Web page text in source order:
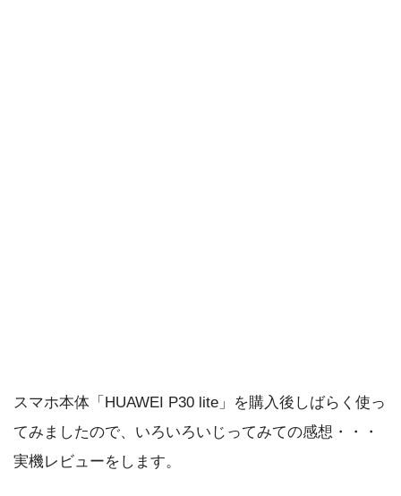
スマホ本体「HUAWEI P30 lite」を購入後しばらく使っ
てみましたので、いろいろいじってみての感想・・・
実機レビューをします。